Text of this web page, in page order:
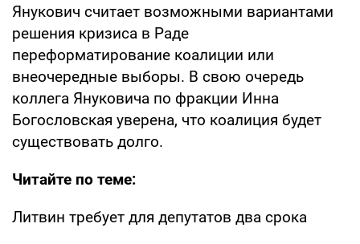
Янукович считает возможными вариантами
решения кризиса в Раде
переформатирование коалиции или
внеочередные выборы. В свою очередь
коллега Януковича по фракции Инна
Богословская уверена, что коалиция будет
существовать долго.
Читайте по теме:
Литвин требует для депутатов два срока